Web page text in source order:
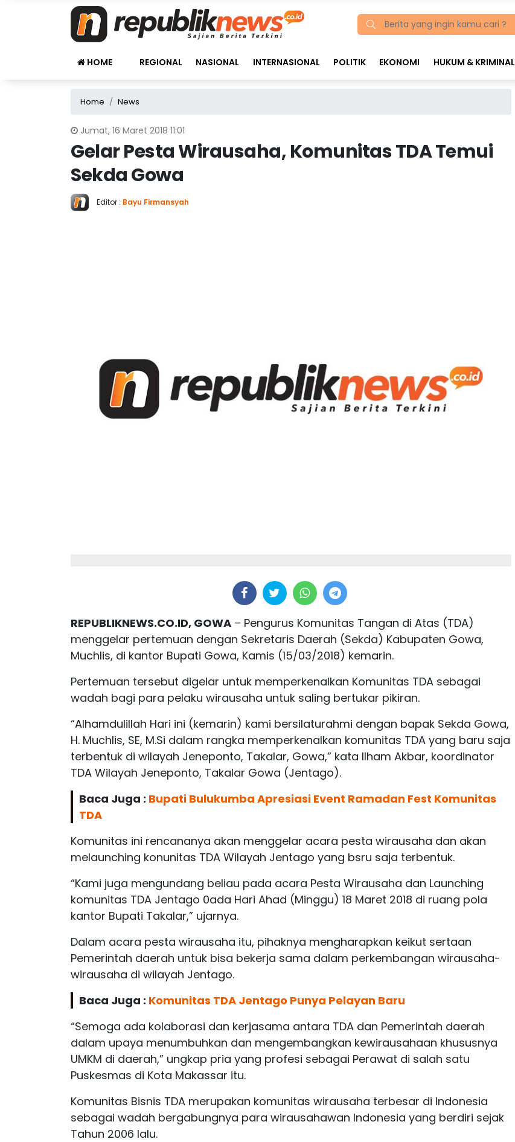
HOME REGIONAL NASIONAL INTERNASIONAL POLITIK EKONOMI HUKUM & KRIMINAL
Home News
Jumat, 16 Maret 2018 11:01
Gelar Pesta Wirausaha, Komunitas TDA Temui
Sekda Gowa
Editor : Bayu Firmansyah
REPUBLIKNEWS.CO.ID, GOWA – Pengurus Komunitas Tangan di Atas (TDA)
menggelar pertemuan dengan Sekretaris Daerah (Sekda) Kabupaten Gowa,
Muchlis, di kantor Bupati Gowa, Kamis (15/03/2018) kemarin.
Pertemuan tersebut digelar untuk memperkenalkan Komunitas TDA sebagai
wadah bagi para pelaku wirausaha untuk saling bertukar pikiran.
“Alhamdulillah Hari ini (kemarin) kami bersilaturahmi dengan bapak Sekda Gowa,
H. Muchlis, SE, M.Si dalam rangka memperkenalkan komunitas TDA yang baru saja
terbentuk di wilayah Jeneponto, Takalar, Gowa,” kata Ilham Akbar, koordinator
TDA Wilayah Jeneponto, Takalar Gowa (Jentago).
Baca Juga : Bupati Bulukumba Apresiasi Event Ramadan Fest Komunitas
TDA
Komunitas ini rencananya akan menggelar acara pesta wirausaha dan akan
melaunching konunitas TDA Wilayah Jentago yang bsru saja terbentuk.
“Kami juga mengundang beliau pada acara Pesta Wirausaha dan Launching
komunitas TDA Jentago 0ada Hari Ahad (Minggu) 18 Maret 2018 di ruang pola
kantor Bupati Takalar,” ujarnya.
Dalam acara pesta wirausaha itu, pihaknya mengharapkan keikut sertaan
Pemerintah daerah untuk bisa bekerja sama dalam perkembangan wirausaha-
wirausaha di wilayah Jentago.
Baca Juga : Komunitas TDA Jentago Punya Pelayan Baru
“Semoga ada kolaborasi dan kerjasama antara TDA dan Pemerintah daerah
dalam upaya menumbuhkan dan mengembangkan kewirausahaan khususnya
UMKM di daerah,” ungkap pria yang profesi sebagai Perawat di salah satu
Puskesmas di Kota Makassar itu.
Komunitas Bisnis TDA merupakan komunitas wirausaha terbesar di Indonesia
sebagai wadah bergabungnya para wirausahawan Indonesia yang berdiri sejak
Tahun 2006 lalu.